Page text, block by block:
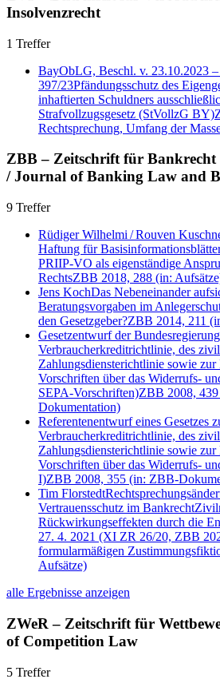
Insolvenzrecht
1 Treffer
BayObLG, Beschl. v. 23.10.2023
397/23Pfändungsschutz des
inhaftierten Schuldners
Strafvollzugsgesetz (StVollzG BY)
Rechtsprechung, Umfang der
ZBB – Zeitschrift für
/ Journal of Banking Law and
9 Treffer
Rüdiger Wilhelmi /Rouven
Haftung für
PRIIP-VO als eigenständige
RechtsZBB 2018, 288 (in:
Jens KochDas Nebeneinander
Beratungsvorgaben im
den Gesetzgeber?ZBB 2014, 211
Gesetzentwurf der
Verbraucherkreditrichtlinie, des
Zahlungsdiensterichtlinie sowie
Vorschriften über das Widerrufs-
SEPA-Vorschriften)ZBB 2008, 439
Dokumentation)
Referentenentwurf eines Gesetzes
Verbraucherkreditrichtlinie, des
Zahlungsdiensterichtlinie sowie
Vorschriften über das Widerrufs-
I)ZBB 2008, 355 (in: ZBB-
Tim Florstedt
Vertrauensschutz im Bankrecht
Rückwirkungseffekten durch die
27. 4. 2021 (XI ZR 26/20, ZBB
formularmäßigen
Aufsätze)
alle Ergebnisse anzeigen
ZWeR – Zeitschrift für
of Competition Law
5 Treffer